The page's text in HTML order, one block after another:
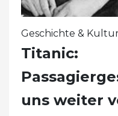
Geschichte &
Titanic:
uns weiter